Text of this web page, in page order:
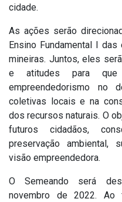
cidade.
As ações serão
Ensino Fundamental I
mineiras. Juntos, eles
e atitudes para
empreendedorismo no
coletivas locais e na
dos recursos naturais. O
futuros cidadãos,
preservação ambiental,
visão empreendedora.
O Semeando será
novembro de 2022. Ao